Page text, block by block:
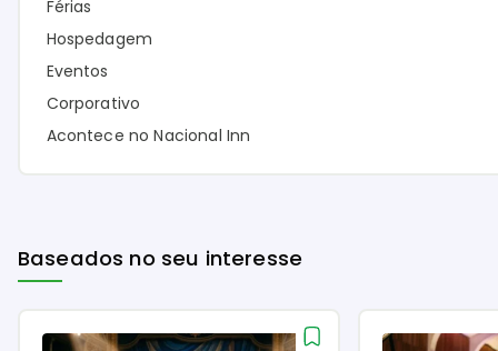
Férias
Hospedagem
Eventos
Corporativo
Acontece no Nacional Inn
Baseados no seu interesse